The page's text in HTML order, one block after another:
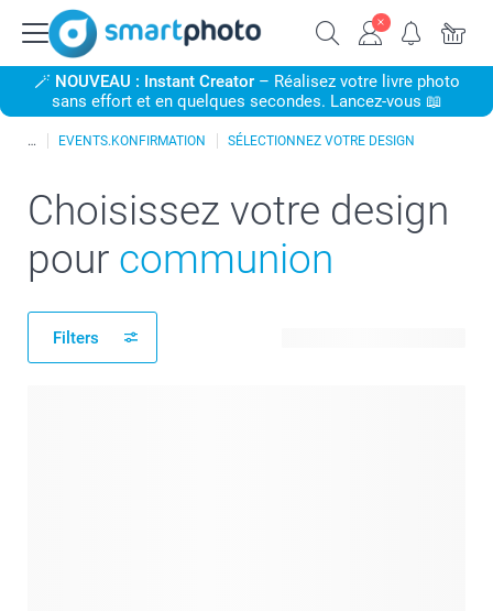
🪄 NOUVEAU : Instant Creator– Réalisez votre livre photo
sans effort et en quelques secondes. Lancez-vous 📖
EVENTS.KONFIRMATION SÉLECTIONNEZ VOTRE DESIGN
Choisissez votre design
pour communion
Filters